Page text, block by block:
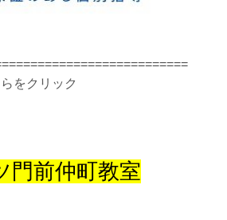
をクリック
門前仲町教室